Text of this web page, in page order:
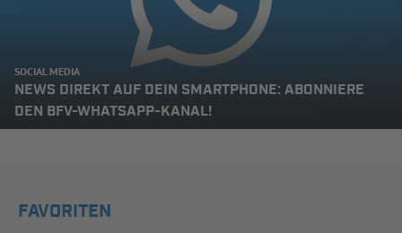
SOCIAL MEDIA
NEWS DIREKT AUF DEIN SMARTPHONE: ABONNIERE
DEN BFV-WHATSAPP-KANAL!
FAVORITEN